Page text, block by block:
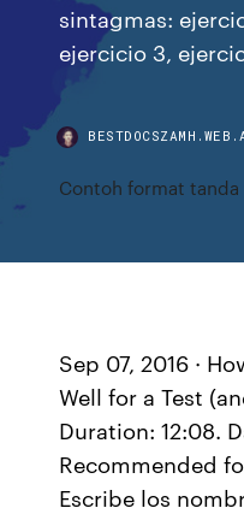
sintagmas:
ejercicio 3,
Contoh format
Sep 07, 2016 ·
Well for a Test
Duration: 12:08.
Recommended
Escribe los